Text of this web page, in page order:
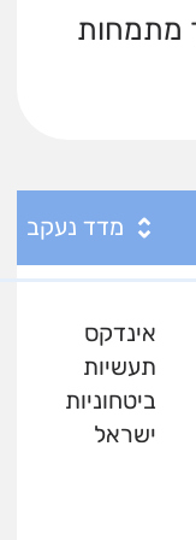
מתמחות
מדד נעקב
אינדקס
תעשיות
ביטחוניות
ישראל